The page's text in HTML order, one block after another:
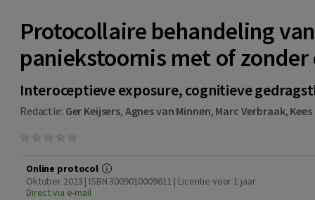
Protocollaire behandeling
paniekstoornis met of
Interoceptieve exposure, cognitieve
Redactie: Ger Keijsers, Agnes van Minnen, Marc Verbraak,
Online protocol
Oktober 2023 | ISBN 3009010009611 | Licentie voor 1 jaar
Direct via e-mail